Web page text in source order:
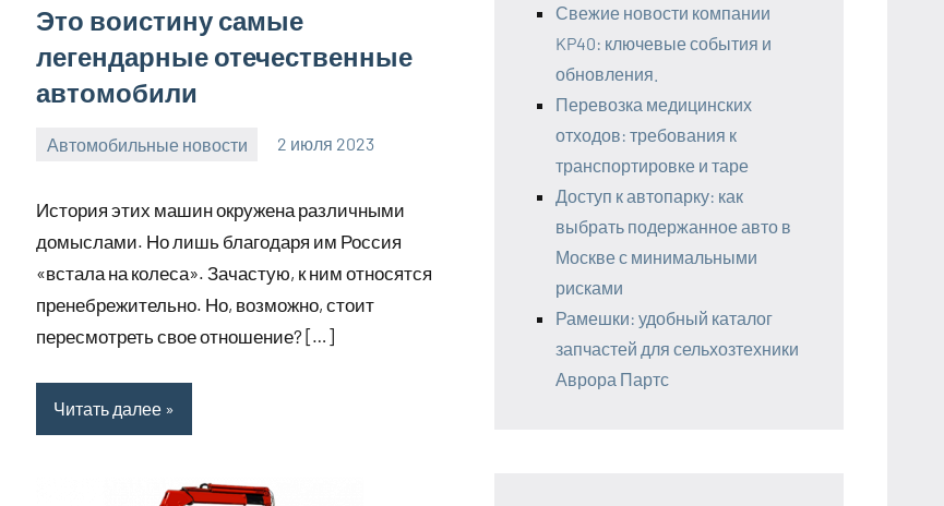
Это воистину самые
легендарные отечественные
автомобили
Автомобильные новости 2 июля 2023
История этих машин окружена различными
домыслами. Но лишь благодаря им Россия
«встала на колеса». Зачастую, к ним относятся
пренебрежительно. Но, возможно, стоит
пересмотреть свое отношение? […]
Читать далее
Свежие новости компании
KP40: ключевые события и
обновления.
Перевозка медицинских
отходов: требования к
транспортировке и таре
Доступ к автопарку: как
выбрать подержанное авто в
Москве с минимальными
рисками
Рамешки: удобный каталог
запчастей для сельхозтехники
Аврора Партс